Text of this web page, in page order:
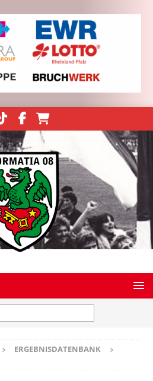
ERGEBNISDATENBANK